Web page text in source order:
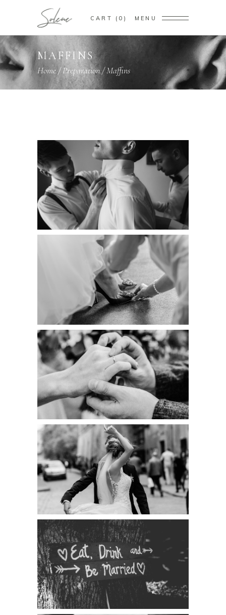
CART 0 MENU
MAFFINS
Home/Preparation/Maffins